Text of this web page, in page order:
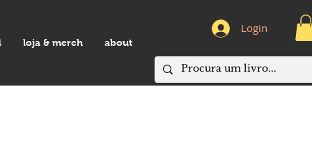
loja & merch about
Login